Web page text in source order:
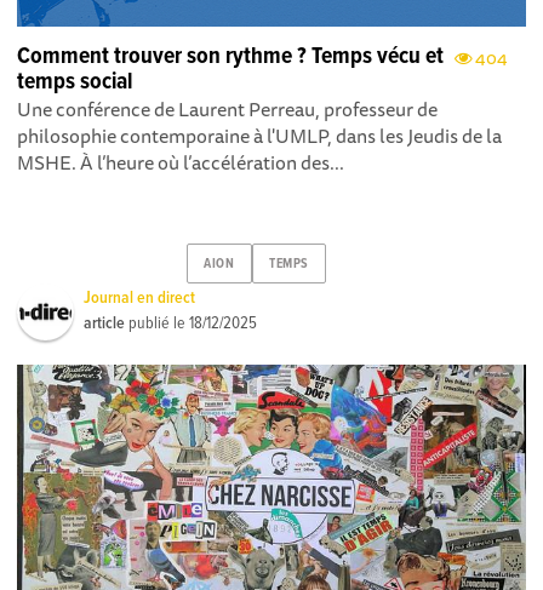
404
Comment trouver son rythme ? Temps vécu et
temps social
Une conférence de Laurent Perreau, professeur de
philosophie contemporaine à l'UMLP, dans les Jeudis de la
MSHE. À l’heure où l’accélération des...
AION TEMPS
Journal en direct
article publié le18/12/2025